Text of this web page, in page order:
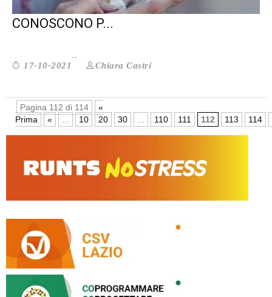
AGENDA 2030. I GIOVANI LA
CONOSCONO P...
17-10-2021 Chiara Castri
Pagina 112 di 114
«
Prima
« 10 20 30 110 111 112 113 114